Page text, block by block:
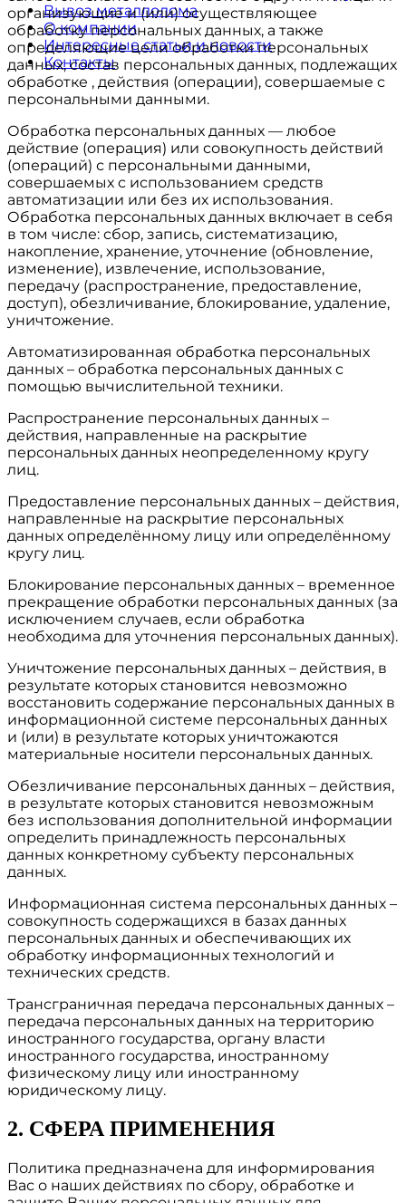
Вывоз металлолома
О компании
Интересные статьи и новости
Контакты
организующие и (или) осуществляющее
обработку персональных данных, а также
определяющие цели обработки персональных
данных, состав персональных данных, подлежащих
обработке , действия (операции), совершаемые с
персональными данными.
Обработка персональных данных — любое
действие (операция) или совокупность действий
(операций) с персональными данными,
совершаемых с использованием средств
автоматизации или без их использования.
Обработка персональных данных включает в себя
в том числе: сбор, запись, систематизацию,
накопление, хранение, уточнение (обновление,
изменение), извлечение, использование,
передачу (распространение, предоставление,
доступ), обезличивание, блокирование, удаление,
уничтожение.
Автоматизированная обработка персональных
данных – обработка персональных данных с
помощью вычислительной техники.
Распространение персональных данных –
действия, направленные на раскрытие
персональных данных неопределенному кругу
лиц.
Предоставление персональных данных – действия,
направленные на раскрытие персональных
данных определённому лицу или определённому
кругу лиц.
Блокирование персональных данных – временное
прекращение обработки персональных данных (за
исключением случаев, если обработка
необходима для уточнения персональных данных).
Уничтожение персональных данных – действия, в
результате которых становится невозможно
восстановить содержание персональных данных в
информационной системе персональных данных
и (или) в результате которых уничтожаются
материальные носители персональных данных.
Обезличивание персональных данных – действия,
в результате которых становится невозможным
без использования дополнительной информации
определить принадлежность персональных
данных конкретному субъекту персональных
данных.
Информационная система персональных данных –
совокупность содержащихся в базах данных
персональных данных и обеспечивающих их
обработку информационных технологий и
технических средств.
Трансграничная передача персональных данных –
передача персональных данных на территорию
иностранного государства, органу власти
иностранного государства, иностранному
физическому лицу или иностранному
юридическому лицу.
2. СФЕРА ПРИМЕНЕНИЯ
Политика предназначена для информирования
Вас о наших действиях по сбору, обработке и